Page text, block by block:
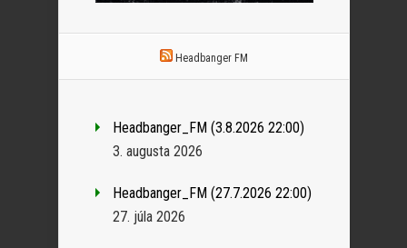
Headbanger FM
Headbanger_FM (3.8.2026 22:00)
3. augusta 2026
Headbanger_FM (27.7.2026 22:00)
27. júla 2026